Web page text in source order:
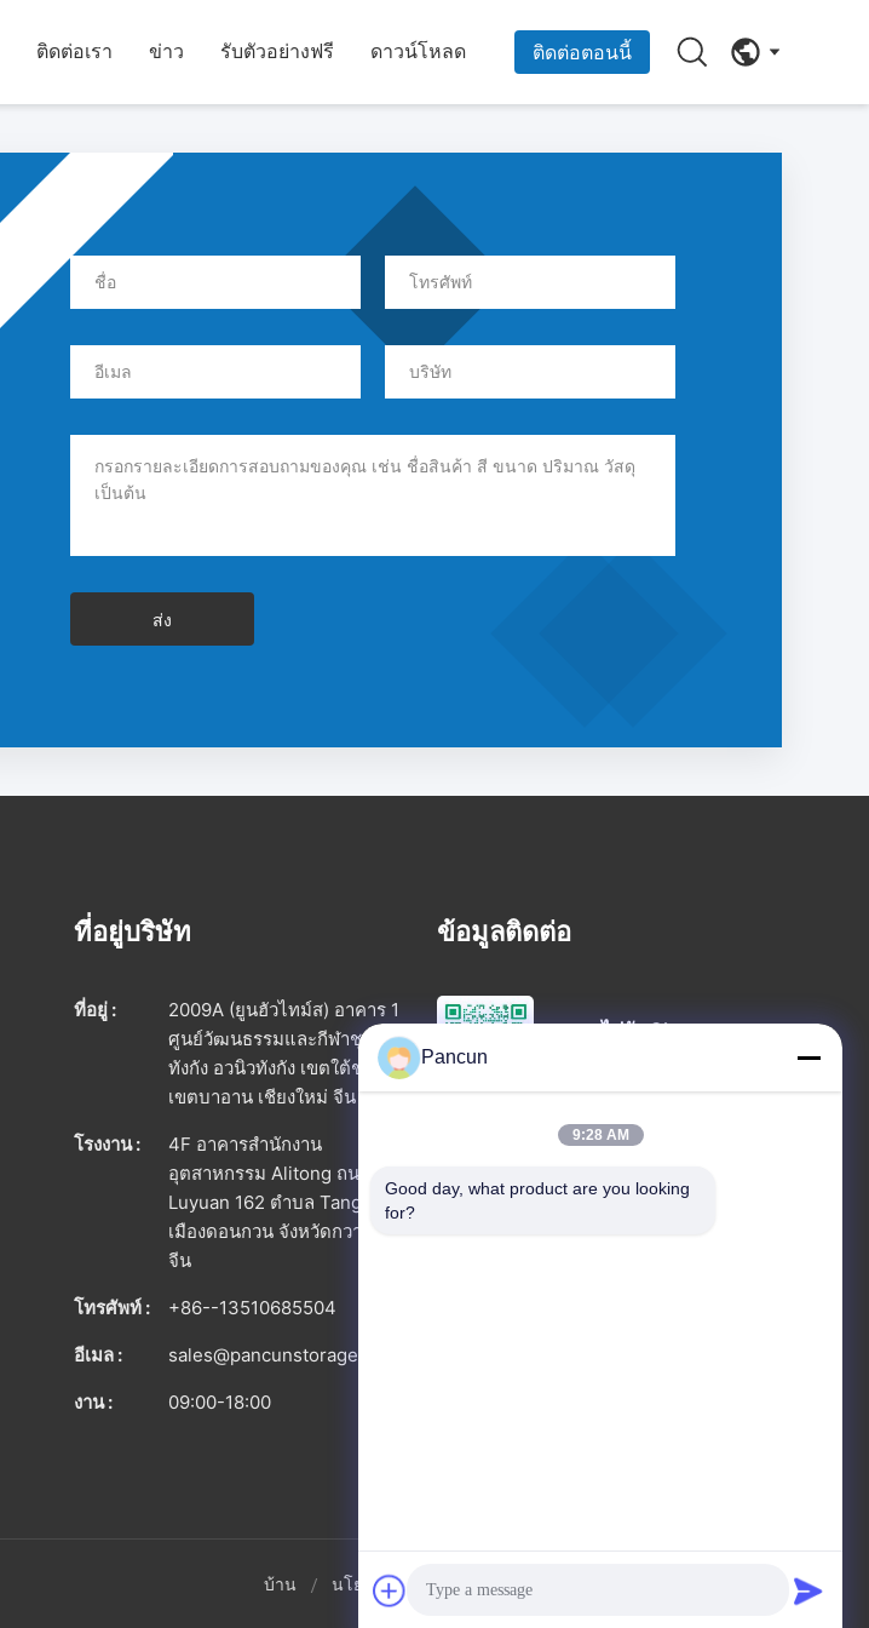
ติดต่อเรา ข่าว รับตัวอย่างฟรี ดาวน์โหลด ติดต่อตอนนี้
ส่ง
ที่อยู่บริษัท
ที่อยู่ :
2009A (ยูนฮัวไทม์ส) อาคาร 1
ศูนย์วัฒนธรรมและกีฬาชุมชน
ทังกัง อวนิวทังกัง เขตใต้ชะจิง
เขตบาอาน เชียงใหม่ จีน
โรงงาน :
4F อาคารสํานักงาน
อุตสาหกรรม Alitong ถนน
Luyuan 162 ตําบล Tangxia
เมืองดอนกวน จังหวัดกวางดง
จีน
โทรศัพท์ : +86--13510685504
อีเมล : sales@pancunstorage.com
งาน : 09:00-18:00
ข้อมูลติดต่อ
สแกนไปยัง Chat
วอทแอป
บ้าน นโยบายความเป็นส่วนตัว
Pancun
9:28 AM
Good day, what product are you looking
for?